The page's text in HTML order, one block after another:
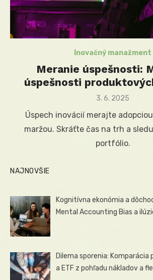
Inovačný manažment
Meranie úspešnosti:
úspešnosti
Posted
3. 6. 2025
Úspech inovácií merajte
maržou. Skráťte čas na trh a
portfólio.
NAJNOVŠIE
Kognitívna ekonómia a
Mental Accounting Bias a
Dilema sporenia:
a ETF z pohľadu nákladov a